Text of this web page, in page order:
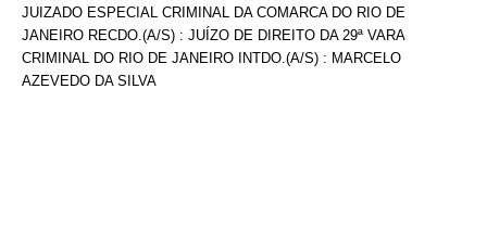
JUIZADO ESPECIAL CRIMINAL DA COMARCA DO RIO DE
JANEIRO RECDO.(A/S) : JUÍZO DE DIREITO DA 29ª VARA
CRIMINAL DO RIO DE JANEIRO INTDO.(A/S) : MARCELO
AZEVEDO DA SILVA